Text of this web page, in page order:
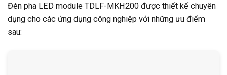
Đèn pha LED module TDLF-MKH200 được thiết kế chuyên
dụng cho các ứng dụng công nghiệp với những ưu điểm
sau: